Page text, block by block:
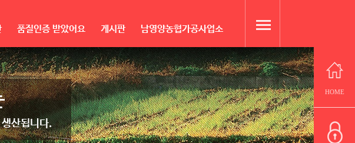
HOME
품질인증 받았어요 게시판 남영양농협가공사업소
산됩니다.